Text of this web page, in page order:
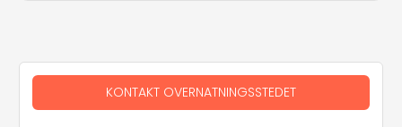
KONTAKT OVERNATNINGSSTEDET